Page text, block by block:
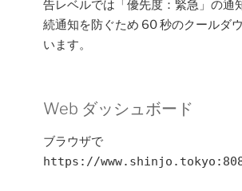
告レベルでは「優先度：緊急」の通
続通知を防ぐため 60 秒のクールダ
います。
Web ダッシュボード
ブラウザで
https://